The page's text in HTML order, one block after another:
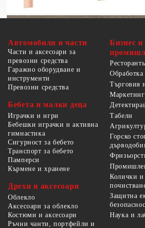
Автомобили и части
Части и аксесоари за
превозни средства
Гаражно оборудване и
инструменти
Превозни средства
Бебета и малки деца
Играчки и игри
Бебешки играчки и активна
гимнастика
Сигурност за бебето
Транспорт за бебето
Памперси
Кърмене и хранене
Дрехи и аксесоари
Облекло
Аксесоари за облекло
Костюми и аксесоари
Ръчни чанти, портфейли и
Бизнес и
Търговия
Табели
Горско
Колички и
Защитна
Наука и